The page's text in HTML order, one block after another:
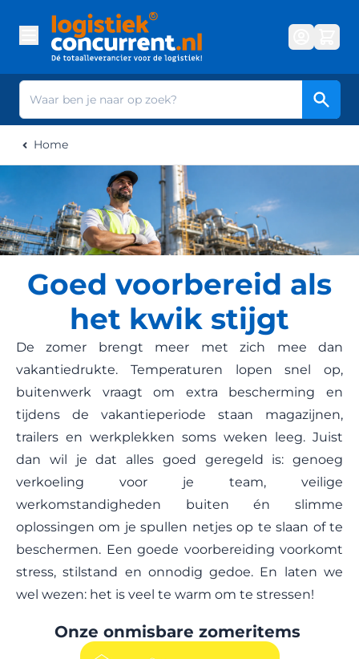
Zoek
Home
Goed voorbereid als
het kwik stijgt
De zomer brengt meer met zich mee dan
vakantiedrukte. Temperaturen lopen snel op,
buitenwerk vraagt om extra bescherming en
tijdens de vakantieperiode staan magazijnen,
trailers en werkplekken soms weken leeg. Juist
dan wil je dat alles goed geregeld is: genoeg
verkoeling voor je team, veilige
werkomstandigheden buiten én slimme
oplossingen om je spullen netjes op te slaan of te
beschermen. Een goede voorbereiding voorkomt
stress, stilstand en onnodig gedoe. En laten we
wel wezen: het is veel te warm om te stressen!
Onze onmisbare zomeritems